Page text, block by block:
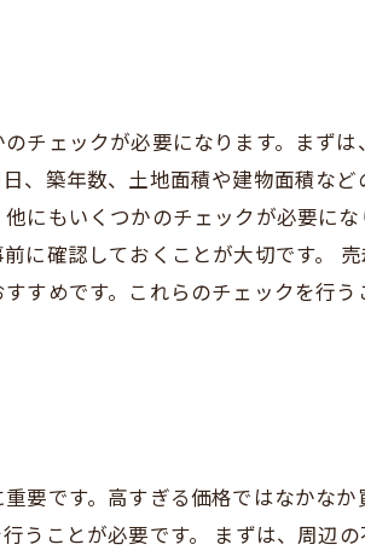
チェックが必要になります。まず
、築年数、土地面積や建物面積な
にもいくつかのチェックが必要に
に確認しておくことが大切です。
すめです。これらのチェックを行
要です。高すぎる価格ではなかな
うことが必要です。 まずは、周辺